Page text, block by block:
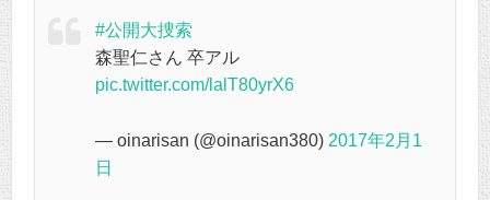
#公開大捜索
森聖仁さん 卒アル
pic.twitter.com/lalT80yrX6
— oinarisan (@oinarisan380) 2017年2月1
日